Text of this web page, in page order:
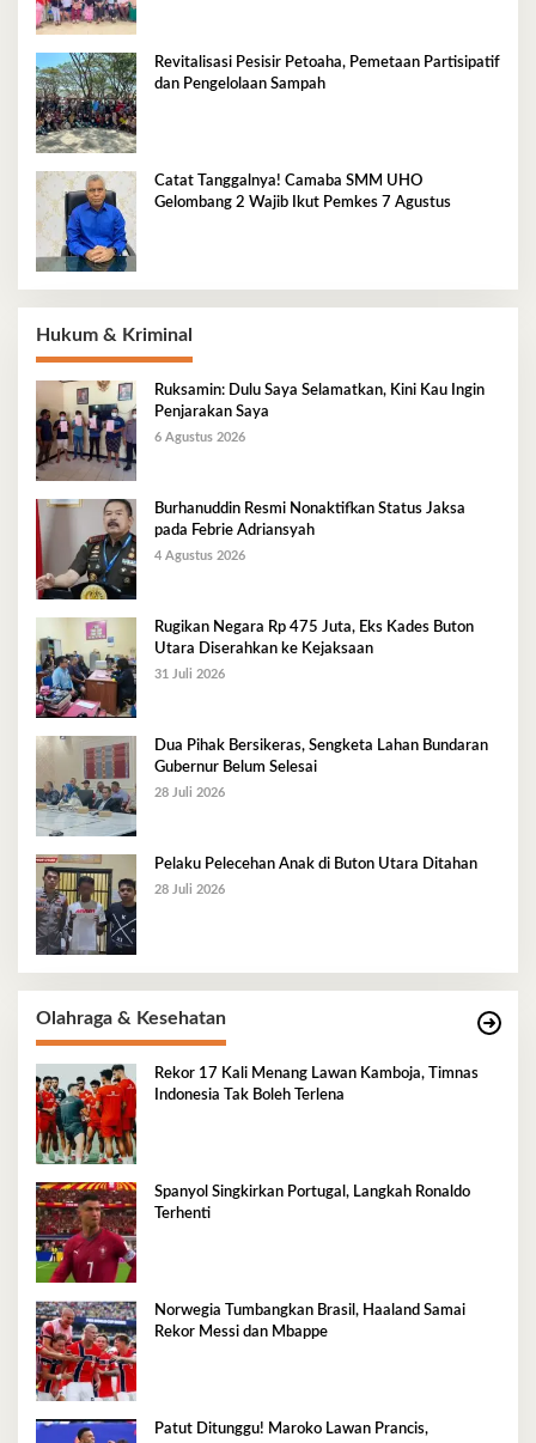
Revitalisasi Pesisir Petoaha, Pemetaan Partisipatif
dan Pengelolaan Sampah
Catat Tanggalnya! Camaba SMM UHO
Gelombang 2 Wajib Ikut Pemkes 7 Agustus
Hukum & Kriminal
Ruksamin: Dulu Saya Selamatkan, Kini Kau Ingin
Penjarakan Saya
6 Agustus 2026
Burhanuddin Resmi Nonaktifkan Status Jaksa
pada Febrie Adriansyah
4 Agustus 2026
Rugikan Negara Rp 475 Juta, Eks Kades Buton
Utara Diserahkan ke Kejaksaan
31 Juli 2026
Dua Pihak Bersikeras, Sengketa Lahan Bundaran
Gubernur Belum Selesai
28 Juli 2026
Pelaku Pelecehan Anak di Buton Utara Ditahan
28 Juli 2026
Olahraga & Kesehatan
Rekor 17 Kali Menang Lawan Kamboja, Timnas
Indonesia Tak Boleh Terlena
Spanyol Singkirkan Portugal, Langkah Ronaldo
Terhenti
Norwegia Tumbangkan Brasil, Haaland Samai
Rekor Messi dan Mbappe
Patut Ditunggu! Maroko Lawan Prancis,